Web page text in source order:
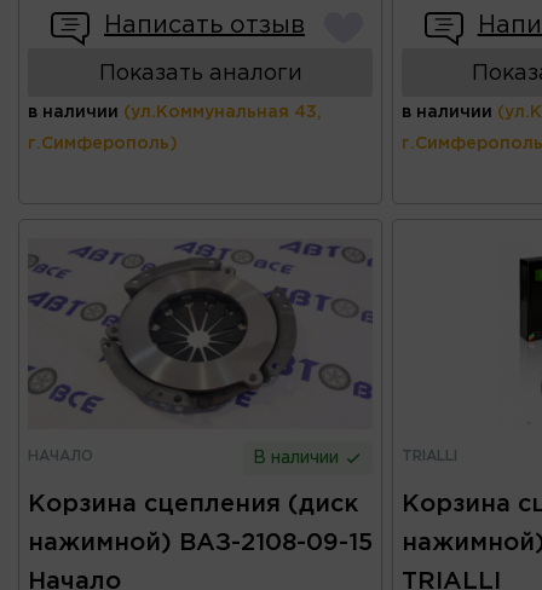
Написать отзыв
Показать аналоги
в наличии (ул.Коммунальная 43,
г.Симферополь)
в наличии
НАЧАЛО В наличии
Корзина сцепления (диск
нажимной) ВАЗ-2108-09-15
Начало
TRIALLI
Корзина
TRIALLI